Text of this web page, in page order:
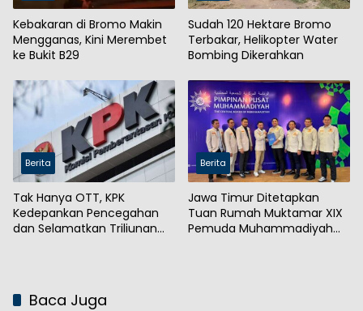
Kebakaran di Bromo Makin
Mengganas, Kini Merembet
ke Bukit B29
Sudah 120 Hektare Bromo
Terbakar, Helikopter Water
Bombing Dikerahkan
Berita
Tak Hanya OTT, KPK
Kedepankan Pencegahan
dan Selamatkan Triliunan
Berita
Jawa Timur Ditetapkan
Tuan Rumah Muktamar XIX
Pemuda Muhammadiyah
Baca Juga